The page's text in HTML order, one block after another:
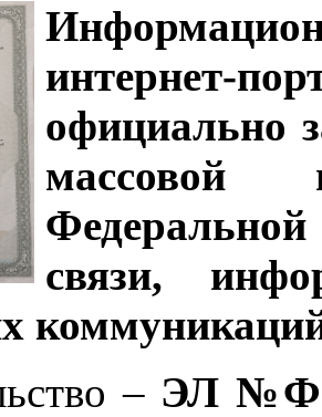
интернет-
официально
связи,
– ЭЛ